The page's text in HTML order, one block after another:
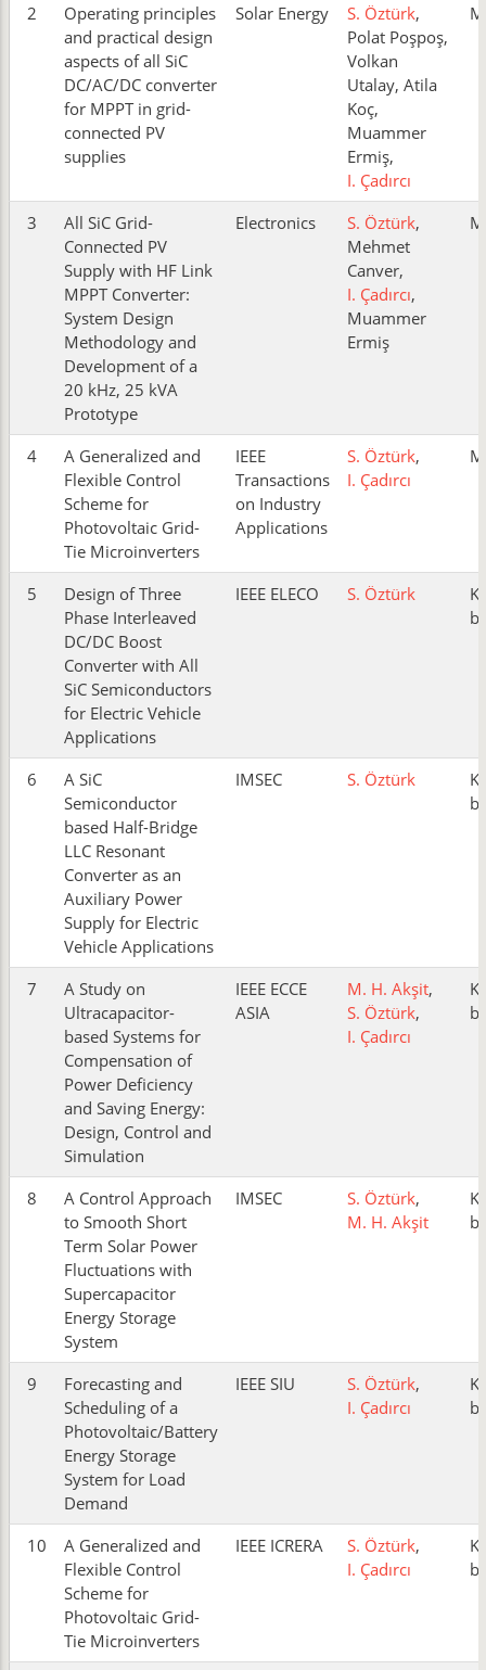
2
Operating principles
and practical design
aspects of all SiC
DC/AC/DC converter
for MPPT in grid-
connected PV
supplies
Solar Energy S. Öztürk,
Polat Poşpoş,
Volkan
Utalay, Atila
Koç,
Muammer
Ermiş,
I. Çadırcı
3
All SiC Grid-
Connected PV
Supply with HF Link
MPPT Converter:
System Design
Methodology and
Development of a
20 kHz, 25 kVA
Prototype
Electronics S. Öztürk,
Mehmet
Canver,
I. Çadırcı,
Muammer
Ermiş
4
A Generalized and
Flexible Control
Scheme for
Photovoltaic Grid-
Tie Microinverters
IEEE
Transactions
on Industry
Applications
S. Öztürk,
I. Çadırcı
5
Design of Three
Phase Interleaved
DC/DC Boost
Converter with All
SiC Semiconductors
for Electric Vehicle
Applications
IEEE ELECO S. Öztürk
6
A SiC
Semiconductor
based Half-Bridge
LLC Resonant
Converter as an
Auxiliary Power
Supply for Electric
Vehicle Applications
IMSEC S. Öztürk
7
A Study on
Ultracapacitor-
based Systems for
Compensation of
Power Deficiency
and Saving Energy:
Design, Control and
Simulation
IEEE ECCE
ASIA
M. H. Akşit,
S. Öztürk,
I. Çadırcı
8
A Control Approach
to Smooth Short
Term Solar Power
Fluctuations with
Supercapacitor
Energy Storage
System
IMSEC S. Öztürk,
M. H. Akşit
9
Forecasting and
Scheduling of a
Photovoltaic/Battery
Energy Storage
System for Load
Demand
IEEE SIU S. Öztürk,
I. Çadırcı
10
A Generalized and
Flexible Control
Scheme for
Photovoltaic Grid-
Tie Microinverters
IEEE ICRERA S. Öztürk,
I. Çadırcı